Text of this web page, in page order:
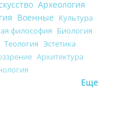
Археология
Военные Культура
философия Биология
Теология Эстетика
Архитектура
Еще